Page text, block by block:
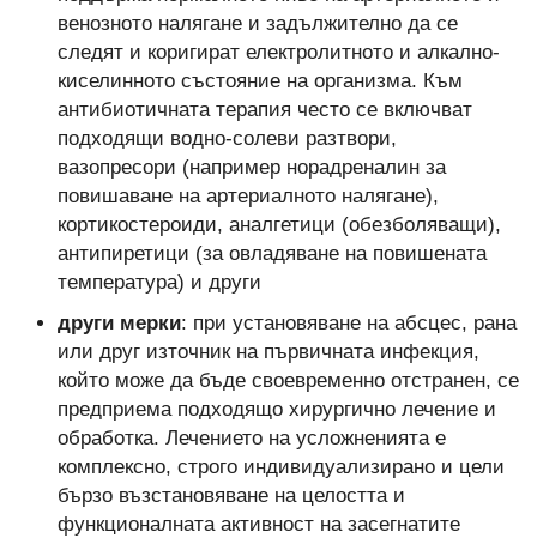
венозното налягане и задължително да се
следят и коригират електролитното и алкално-
киселинното състояние на организма. Към
антибиотичната терапия често се включват
подходящи водно-солеви разтвори,
вазопресори (например норадреналин за
повишаване на артериалното налягане),
кортикостероиди, аналгетици (обезболяващи),
антипиретици (за овладяване на повишената
температура) и други
други мерки: при установяване на абсцес, рана
или друг източник на първичната инфекция,
който може да бъде своевременно отстранен, се
предприема подходящо хирургично лечение и
обработка. Лечението на усложненията е
комплексно, строго индивидуализирано и цели
бързо възстановяване на целостта и
функционалната активност на засегнатите